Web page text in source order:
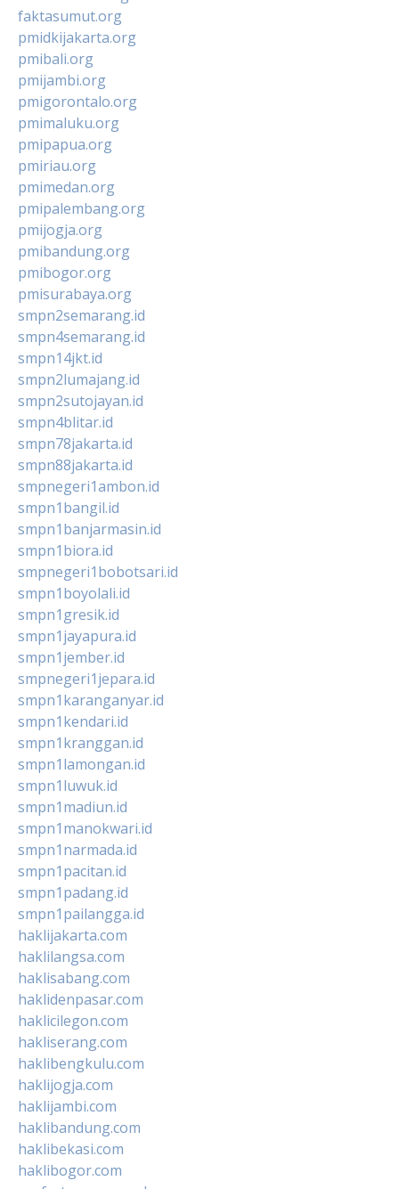
faktasumut.org
pmidkijakarta.org
pmibali.org
pmijambi.org
pmigorontalo.org
pmimaluku.org
pmipapua.org
pmiriau.org
pmimedan.org
pmipalembang.org
pmijogja.org
pmibandung.org
pmibogor.org
pmisurabaya.org
smpn2semarang.id
smpn4semarang.id
smpn14jkt.id
smpn2lumajang.id
smpn2sutojayan.id
smpn4blitar.id
smpn78jakarta.id
smpn88jakarta.id
smpnegeri1ambon.id
smpn1bangil.id
smpn1banjarmasin.id
smpn1biora.id
smpnegeri1bobotsari.id
smpn1boyolali.id
smpn1gresik.id
smpn1jayapura.id
smpn1jember.id
smpnegeri1jepara.id
smpn1karanganyar.id
smpn1kendari.id
smpn1kranggan.id
smpn1lamongan.id
smpn1luwuk.id
smpn1madiun.id
smpn1manokwari.id
smpn1narmada.id
smpn1pacitan.id
smpn1padang.id
smpn1pailangga.id
haklijakarta.com
haklilangsa.com
haklisabang.com
haklidenpasar.com
haklicilegon.com
hakliserang.com
haklibengkulu.com
haklijogja.com
haklijambi.com
haklibandung.com
haklibekasi.com
haklibogor.com